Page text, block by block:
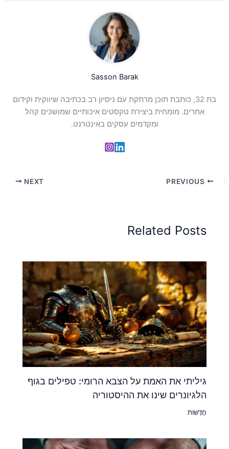
Sasson Barak
בת 32, כותבת תוכן מרתקת עם ניסיון רב בכתיבה שיווקית וקידום
אתרים. מומחית ביצירת טקסטים איכותיים שמושכים קהל
ומקדמים עסקים באינטרנט.
NEXT
Related Posts
גיליתי את האמת על הצבא הרומי: טפילים בגוף
הלגיונרים שינו את ההיסטוריה
חֲדָשׁוֹת